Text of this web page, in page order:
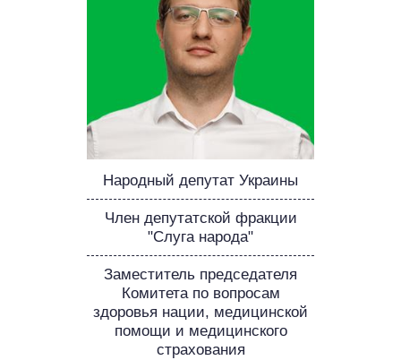
ОБЕЩАНИЯ В ПРОЦЕССЕ
ВСЕ ОБЕЩАНИЯ
АРХИВНЫЕ ОБЕЩАНИЯ
Народный депутат Украины
Член депутатской фракции
"Слуга народа"
Заместитель председателя
Комитета по вопросам
здоровья нации, медицинской
помощи и медицинского
страхования